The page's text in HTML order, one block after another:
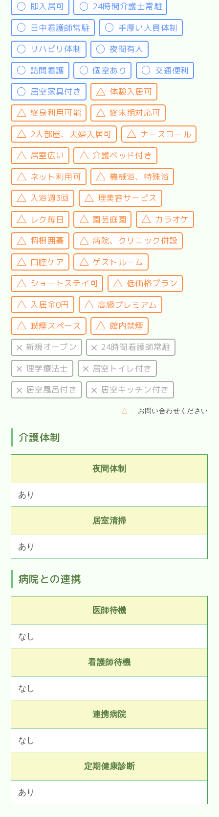
即入居可
24時間介護士常駐
日中看護師常駐
手厚い人員体制
リハビリ体制
夜間有人
訪問看護
個室あり
交通便利
居室家具付き
体験入居可
終身利用可能
終末期対応可
2人部屋、夫婦入居可
ナースコール
居室広い
介護ベッド付き
ネット利用可
機械浴、特殊浴
入浴週3回
理美容サービス
レク毎日
園芸庭園
カラオケ
将棋囲碁
病院、クリニック併設
口腔ケア
ゲストルーム
ショートステイ可
低価格プラン
入居金0円
高級プレミアム
喫煙スペース
館内禁煙
新規オープン
24時間看護師常駐
理学療法士
居室トイレ付き
居室風呂付き
居室キッチン付き
△ お問い合わせください
介護体制
夜間体制
あり
居室清掃
あり
病院との連携
医師待機
なし
看護師待機
なし
連携病院
なし
定期健康診断
あり